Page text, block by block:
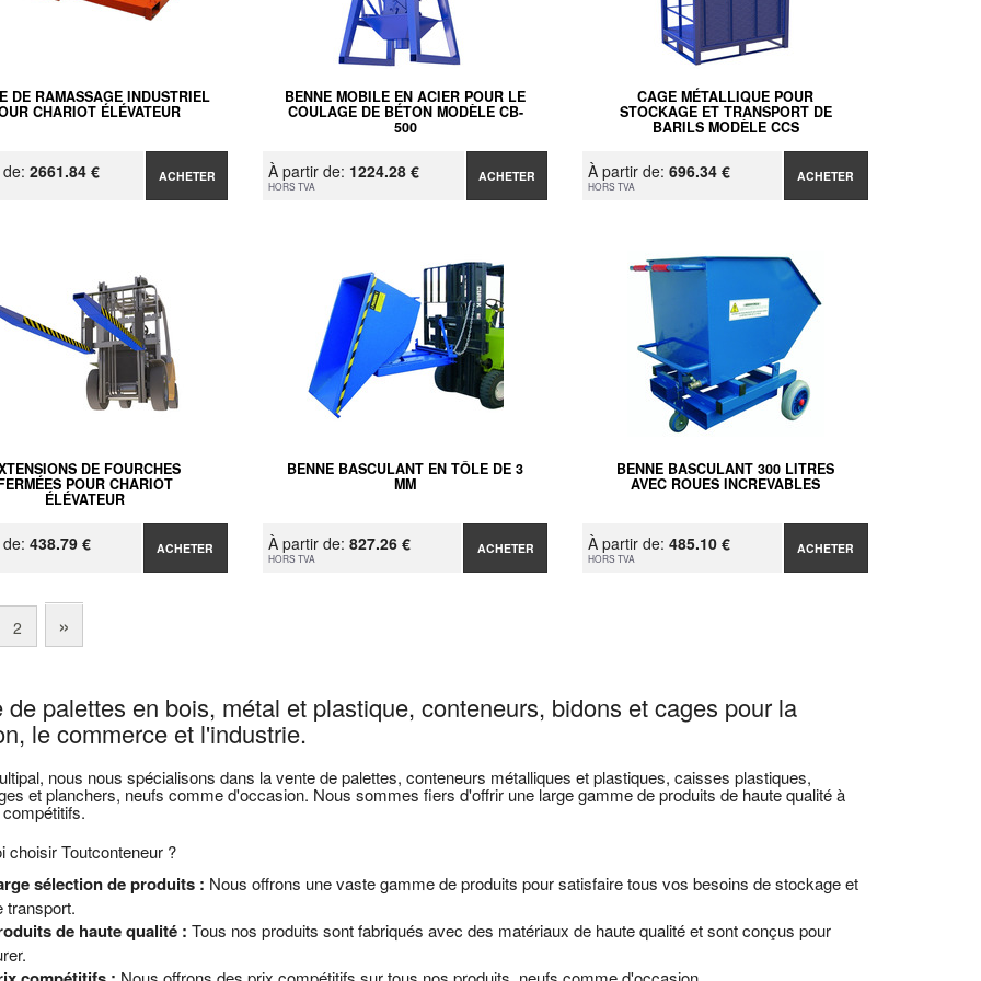
DE RAMASSAGE INDUSTRIEL
CHARIOT ÉLÉVATEUR
2661.84 € ACHETER
BENNE MOBILE EN ACIER POUR LE
COULAGE DE BÉTON MODÈLE CB-
500
À partir de: 1224.28 €
HORS TVA
ACHETER
CAGE MÉTALLIQUE POUR
STOCKAGE ET TRANSPORT DE
BARILS MODÈLE CCS
À partir de:696.34 €
HORS TVA
ACHETER
DE FOURCHES
POUR CHARIOT
ÉLÉVATEUR
438.79 € ACHETER
BENNE BASCULANT EN TÔLE DE 3
MM
À partir de: 827.26 €
HORS TVA
ACHETER
BENNE BASCULANT 300 LITRES
AVEC ROUES INCREVABLES
À partir de:485.10 €
HORS TVA
ACHETER
2 »
de palettes en bois, métal et plastique, conteneurs, bidons et cages pour la
le commerce et l'industrie.
nous nous spécialisons dans la vente de palettes, conteneurs métalliques et plastiques, caisses plastiques,
et planchers, neufs comme d'occasion. Nous sommes fiers d'offrir une large gamme de produits de haute qualité à
choisir Toutconteneur ?
sélection de produits : Nous offrons une vaste gamme de produits pour satisfaire tous vos besoins de stockage et
transport.
de haute qualité : Tous nos produits sont fabriqués avec des matériaux de haute qualité et sont conçus pour